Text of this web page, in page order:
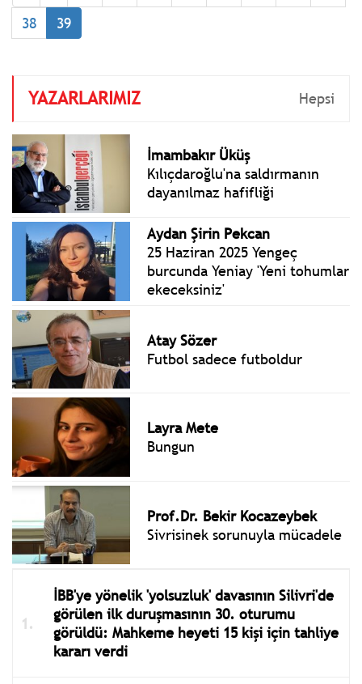
38
39
YAZARLARIMIZ Hepsi
İmambakır Üküş
Kılıçdaroğlu'na saldırmanın
dayanılmaz hafifliği
Aydan Şirin Pekcan
25 Haziran 2025 Yengeç
burcunda Yeniay 'Yeni tohumlar
ekeceksiniz'
Atay Sözer
Futbol sadece futboldur
Layra Mete
Bungun
Prof.Dr. Bekir Kocazeybek
Sivrisinek sorunuyla mücadele
İBB'ye yönelik 'yolsuzluk' davasının Silivri'de
görülen ilk duruşmasının 30. oturumu
görüldü: Mahkeme heyeti 15 kişi için tahliye
kararı verdi